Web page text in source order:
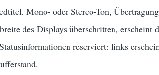
Mono- oder Stereo-Ton,
des Displays überschritten,
reserviert: links